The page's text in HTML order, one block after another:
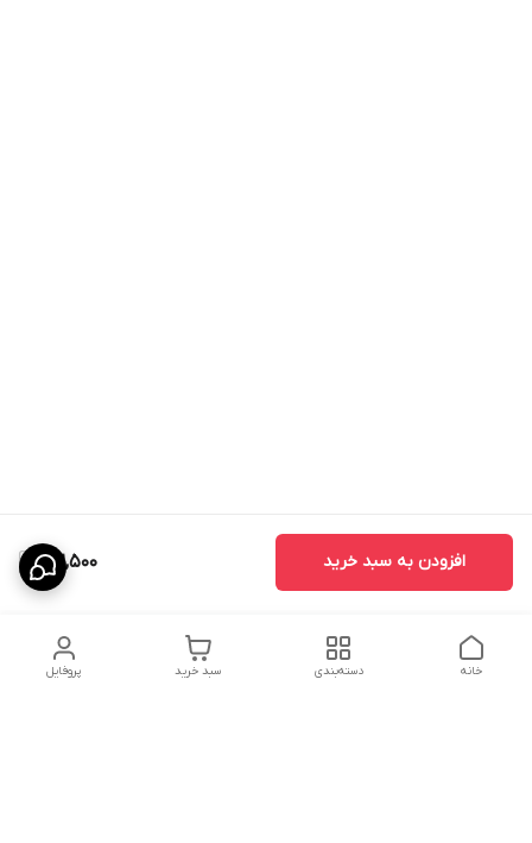
192,500 افزودن به سبد خرید
پروفایل سبد خرید دسته‌بندی خانه